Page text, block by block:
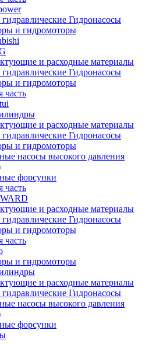
Гидронасосы
и гидромоторы
и расходные материалы
Гидронасосы
и гидромоторы
часть
и расходные материалы
Гидронасосы
и гидромоторы
насосы высокого давления
форсунки
часть
и расходные материалы
Гидронасосы
и гидромоторы
часть
и гидромоторы
и расходные материалы
Гидронасосы
насосы высокого давления
форсунки